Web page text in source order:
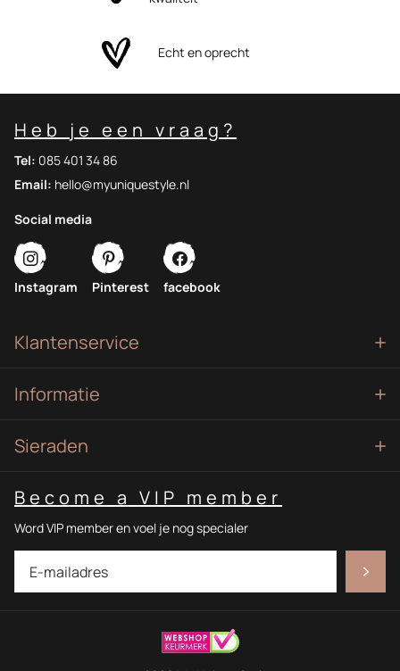
Echt en oprecht
Klantenservice
Informatie
Sieraden
Become a VIP member
Word VIP member en voel je nog specialer
Heb je een vraag?
Tel: 085 401 34 86
Email: hello@myuniquestyle.nl
Social media
Instagram Pinterest facebook